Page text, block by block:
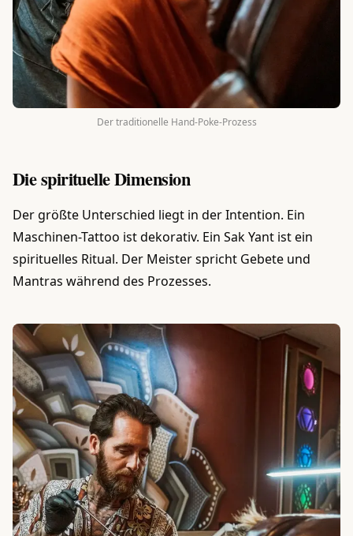
Der traditionelle Hand-Poke-Prozess
Die spirituelle Dimension
Der größte Unterschied liegt in der Intention. Ein
Maschinen-Tattoo ist dekorativ. Ein Sak Yant ist ein
spirituelles Ritual. Der Meister spricht Gebete und
Mantras während des Prozesses.